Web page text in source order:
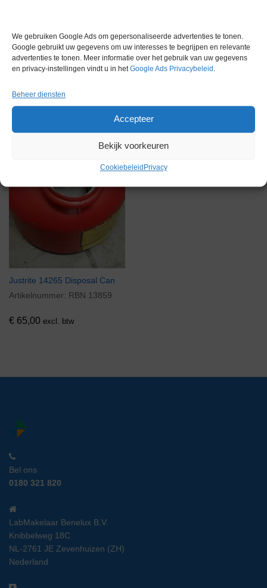
We gebruiken Google Ads om gepersonaliseerde advertenties te tonen.
Google gebruikt uw gegevens om uw interesses te begrijpen en relevante
advertenties te tonen. Meer informatie over het gebruik van uw gegevens
en privacy-instellingen vindt u in hetGoogle Ads Privacybeleid .
Beheer diensten
Accepteer
Bekijk voorkeuren
Cookiebeleid Privacy
Via bemiddeling
Justrite 14265 Disposal Can
Artikelnummer: RBN 13859
€ 65,00 excl. btw
Bel ons
0180 321 820
LabMakelaar Benelux B.V.
Knibbelweg 18C
NL-2761 JE Zevenhuizen (ZH)
Nederland